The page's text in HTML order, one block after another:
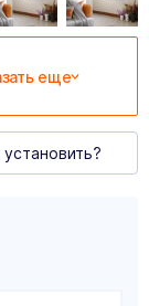
еще
установить?